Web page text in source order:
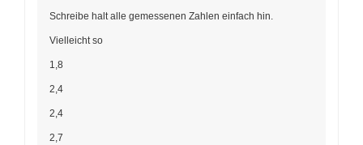
Schreibe halt alle gemessenen Zahlen einfach hin.
Vielleicht so
1,8
2,4
2,4
2,7